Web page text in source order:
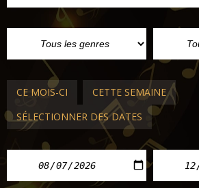
CE MOIS-CI
CETTE SEMAINE
SÉLECTIONNER DES DATES